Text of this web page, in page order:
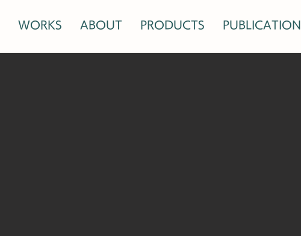
WORKS ABOUT PRODUCTS